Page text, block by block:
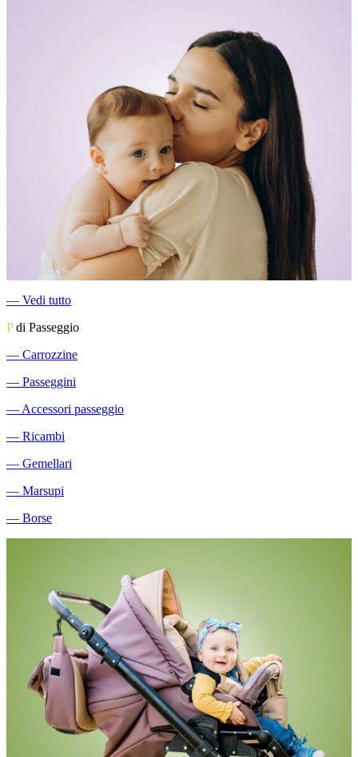
― Vedi tutto
Pdi Passeggio
― Carrozzine
― Passeggini
― Accessori passeggio
― Ricambi
― Gemellari
― Marsupi
― Borse